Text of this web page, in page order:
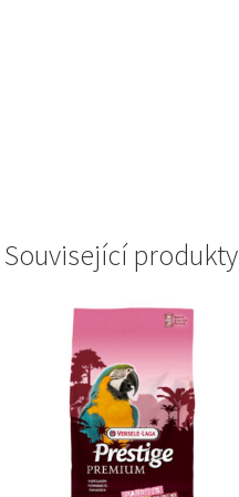
Související produkty